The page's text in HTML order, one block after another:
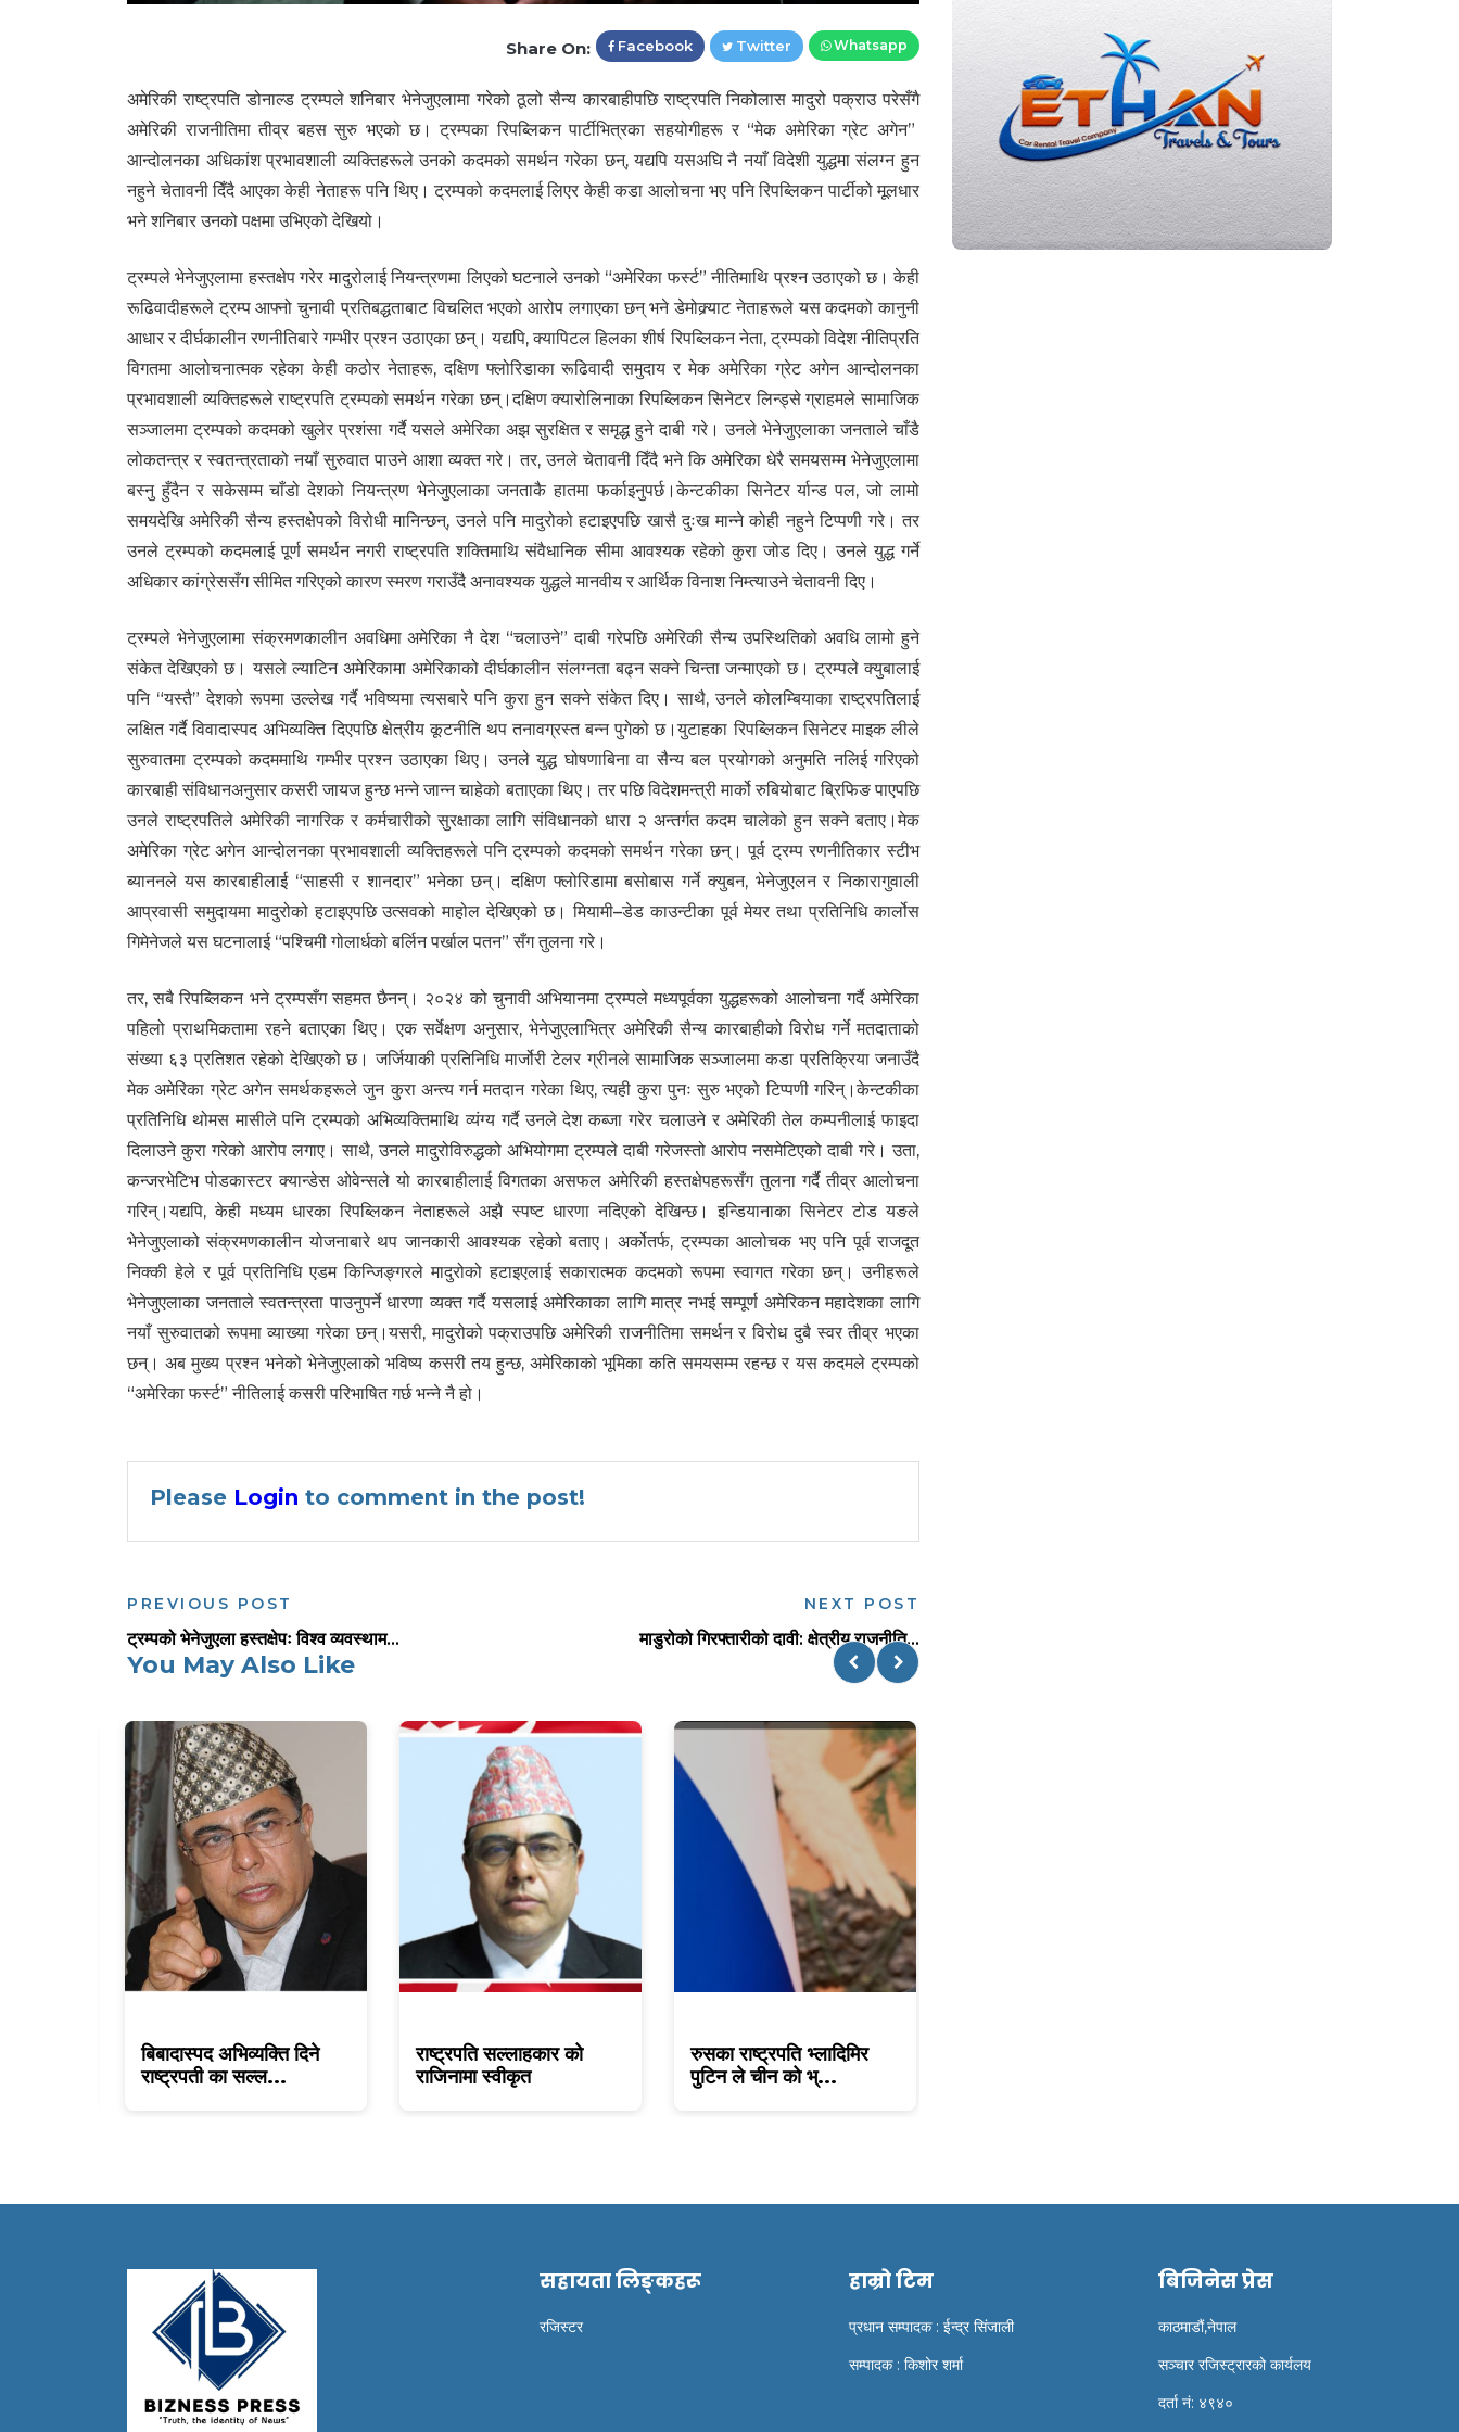
Share On: Facebook Twitter Whatsapp
अमेरिकी राष्ट्रपति डोनाल्ड ट्रम्पले शनिबार भेनेजुएलामा गरेको ठूलो सैन्य कारबाहीपछि राष्ट्रपति निकोलास मादुरो पक्राउ परेसँगै
अमेरिकी राजनीतिमा तीव्र बहस सुरु भएको छ। ट्रम्पका रिपब्लिकन पार्टीभित्रका सहयोगीहरू र “मेक अमेरिका ग्रेट अगेन”
आन्दोलनका अधिकांश प्रभावशाली व्यक्तिहरूले उनको कदमको समर्थन गरेका छन्, यद्यपि यसअघि नै नयाँ विदेशी युद्धमा संलग्न हुन
नहुने चेतावनी दिँदै आएका केही नेताहरू पनि थिए। ट्रम्पको कदमलाई लिएर केही कडा आलोचना भए पनि रिपब्लिकन पार्टीको मूलधार
भने शनिबार उनको पक्षमा उभिएको देखियो।
ट्रम्पले भेनेजुएलामा हस्तक्षेप गरेर मादुरोलाई नियन्त्रणमा लिएको घटनाले उनको “अमेरिका फर्स्ट” नीतिमाथि प्रश्न उठाएको छ। केही
रूढिवादीहरूले ट्रम्प आफ्नो चुनावी प्रतिबद्धताबाट विचलित भएको आरोप लगाएका छन् भने डेमोक्र्याट नेताहरूले यस कदमको कानुनी
आधार र दीर्घकालीन रणनीतिबारे गम्भीर प्रश्न उठाएका छन्। यद्यपि, क्यापिटल हिलका शीर्ष रिपब्लिकन नेता, ट्रम्पको विदेश नीतिप्रति
विगतमा आलोचनात्मक रहेका केही कठोर नेताहरू, दक्षिण फ्लोरिडाका रूढिवादी समुदाय र मेक अमेरिका ग्रेट अगेन आन्दोलनका
प्रभावशाली व्यक्तिहरूले राष्ट्रपति ट्रम्पको समर्थन गरेका छन्।दक्षिण क्यारोलिनाका रिपब्लिकन सिनेटर लिन्ड्से ग्राहमले सामाजिक
सञ्जालमा ट्रम्पको कदमको खुलेर प्रशंसा गर्दै यसले अमेरिका अझ सुरक्षित र समृद्ध हुने दाबी गरे। उनले भेनेजुएलाका जनताले चाँडै
लोकतन्त्र र स्वतन्त्रताको नयाँ सुरुवात पाउने आशा व्यक्त गरे। तर, उनले चेतावनी दिँदै भने कि अमेरिका धेरै समयसम्म भेनेजुएलामा
बस्नु हुँदैन र सकेसम्म चाँडो देशको नियन्त्रण भेनेजुएलाका जनताकै हातमा फर्काइनुपर्छ।केन्टकीका सिनेटर र्यान्ड पल, जो लामो
समयदेखि अमेरिकी सैन्य हस्तक्षेपको विरोधी मानिन्छन्, उनले पनि मादुरोको हटाइएपछि खासै दुःख मान्ने कोही नहुने टिप्पणी गरे। तर
उनले ट्रम्पको कदमलाई पूर्ण समर्थन नगरी राष्ट्रपति शक्तिमाथि संवैधानिक सीमा आवश्यक रहेको कुरा जोड दिए। उनले युद्ध गर्ने
अधिकार कांग्रेससँग सीमित गरिएको कारण स्मरण गराउँदै अनावश्यक युद्धले मानवीय र आर्थिक विनाश निम्त्याउने चेतावनी दिए।
ट्रम्पले भेनेजुएलामा संक्रमणकालीन अवधिमा अमेरिका नै देश “चलाउने” दाबी गरेपछि अमेरिकी सैन्य उपस्थितिको अवधि लामो हुने
संकेत देखिएको छ। यसले ल्याटिन अमेरिकामा अमेरिकाको दीर्घकालीन संलग्नता बढ्न सक्ने चिन्ता जन्माएको छ। ट्रम्पले क्युबालाई
पनि “यस्तै” देशको रूपमा उल्लेख गर्दै भविष्यमा त्यसबारे पनि कुरा हुन सक्ने संकेत दिए। साथै, उनले कोलम्बियाका राष्ट्रपतिलाई
लक्षित गर्दै विवादास्पद अभिव्यक्ति दिएपछि क्षेत्रीय कूटनीति थप तनावग्रस्त बन्न पुगेको छ।युटाहका रिपब्लिकन सिनेटर माइक लीले
सुरुवातमा ट्रम्पको कदममाथि गम्भीर प्रश्न उठाएका थिए। उनले युद्ध घोषणाबिना वा सैन्य बल प्रयोगको अनुमति नलिई गरिएको
कारबाही संविधानअनुसार कसरी जायज हुन्छ भन्ने जान्न चाहेको बताएका थिए। तर पछि विदेशमन्त्री मार्को रुबियोबाट ब्रिफिङ पाएपछि
उनले राष्ट्रपतिले अमेरिकी नागरिक र कर्मचारीको सुरक्षाका लागि संविधानको धारा २ अन्तर्गत कदम चालेको हुन सक्ने बताए।मेक
अमेरिका ग्रेट अगेन आन्दोलनका प्रभावशाली व्यक्तिहरूले पनि ट्रम्पको कदमको समर्थन गरेका छन्। पूर्व ट्रम्प रणनीतिकार स्टीभ
ब्याननले यस कारबाहीलाई “साहसी र शानदार” भनेका छन्। दक्षिण फ्लोरिडामा बसोबास गर्ने क्युबन, भेनेजुएलन र निकारागुवाली
आप्रवासी समुदायमा मादुरोको हटाइएपछि उत्सवको माहोल देखिएको छ। मियामी–डेड काउन्टीका पूर्व मेयर तथा प्रतिनिधि कार्लोस
गिमेनेजले यस घटनालाई “पश्चिमी गोलार्धको बर्लिन पर्खाल पतन” सँग तुलना गरे।
तर, सबै रिपब्लिकन भने ट्रम्पसँग सहमत छैनन्। २०२४ को चुनावी अभियानमा ट्रम्पले मध्यपूर्वका युद्धहरूको आलोचना गर्दै अमेरिका
पहिलो प्राथमिकतामा रहने बताएका थिए। एक सर्वेक्षण अनुसार, भेनेजुएलाभित्र अमेरिकी सैन्य कारबाहीको विरोध गर्ने मतदाताको
संख्या ६३ प्रतिशत रहेको देखिएको छ। जर्जियाकी प्रतिनिधि मार्जोरी टेलर ग्रीनले सामाजिक सञ्जालमा कडा प्रतिक्रिया जनाउँदै
मेक अमेरिका ग्रेट अगेन समर्थकहरूले जुन कुरा अन्त्य गर्न मतदान गरेका थिए, त्यही कुरा पुनः सुरु भएको टिप्पणी गरिन्।केन्टकीका
प्रतिनिधि थोमस मासीले पनि ट्रम्पको अभिव्यक्तिमाथि व्यंग्य गर्दै उनले देश कब्जा गरेर चलाउने र अमेरिकी तेल कम्पनीलाई फाइदा
दिलाउने कुरा गरेको आरोप लगाए। साथै, उनले मादुरोविरुद्धको अभियोगमा ट्रम्पले दाबी गरेजस्तो आरोप नसमेटिएको दाबी गरे। उता,
कन्जरभेटिभ पोडकास्टर क्यान्डेस ओवेन्सले यो कारबाहीलाई विगतका असफल अमेरिकी हस्तक्षेपहरूसँग तुलना गर्दै तीव्र आलोचना
गरिन्।यद्यपि, केही मध्यम धारका रिपब्लिकन नेताहरूले अझै स्पष्ट धारणा नदिएको देखिन्छ। इन्डियानाका सिनेटर टोड यङले
भेनेजुएलाको संक्रमणकालीन योजनाबारे थप जानकारी आवश्यक रहेको बताए। अर्कोतर्फ, ट्रम्पका आलोचक भए पनि पूर्व राजदूत
निक्की हेले र पूर्व प्रतिनिधि एडम किन्जिङ्गरले मादुरोको हटाइएलाई सकारात्मक कदमको रूपमा स्वागत गरेका छन्। उनीहरूले
भेनेजुएलाका जनताले स्वतन्त्रता पाउनुपर्ने धारणा व्यक्त गर्दै यसलाई अमेरिकाका लागि मात्र नभई सम्पूर्ण अमेरिकन महादेशका लागि
नयाँ सुरुवातको रूपमा व्याख्या गरेका छन्।यसरी, मादुरोको पक्राउपछि अमेरिकी राजनीतिमा समर्थन र विरोध दुबै स्वर तीव्र भएका
छन्। अब मुख्य प्रश्न भनेको भेनेजुएलाको भविष्य कसरी तय हुन्छ, अमेरिकाको भूमिका कति समयसम्म रहन्छ र यस कदमले ट्रम्पको
“अमेरिका फर्स्ट” नीतिलाई कसरी परिभाषित गर्छ भन्ने नै हो।
Please Login to comment in the post!
PREVIOUS POST
ट्रम्पको भेनेजुएला हस्तक्षेपः विश्व व्यवस्थाम...
NEXT POST
माडुरोको गिरफ्तारीको दावी: क्षेत्रीय राजनीति...
You May Also Like
बिबादास्पद अभिव्यक्ति दिने
राष्ट्रपती का सल्ल...
राष्ट्रपति सल्लाहकार को
राजिनामा स्वीकृत
रुसका राष्ट्रपति भ्लादिमिर
पुटिन ले चीन को भ्...
सहायता लिङ्कहरू
रजिस्टर
हाम्रो टिम
प्रधान सम्पादक : ईन्द्र सिंजाली
सम्पादक : किशोर शर्मा
बिजिनेस प्रेस
काठमाडौं,नेपाल
सञ्चार रजिस्ट्रारको कार्यलय
दर्ता नं: ४९४०